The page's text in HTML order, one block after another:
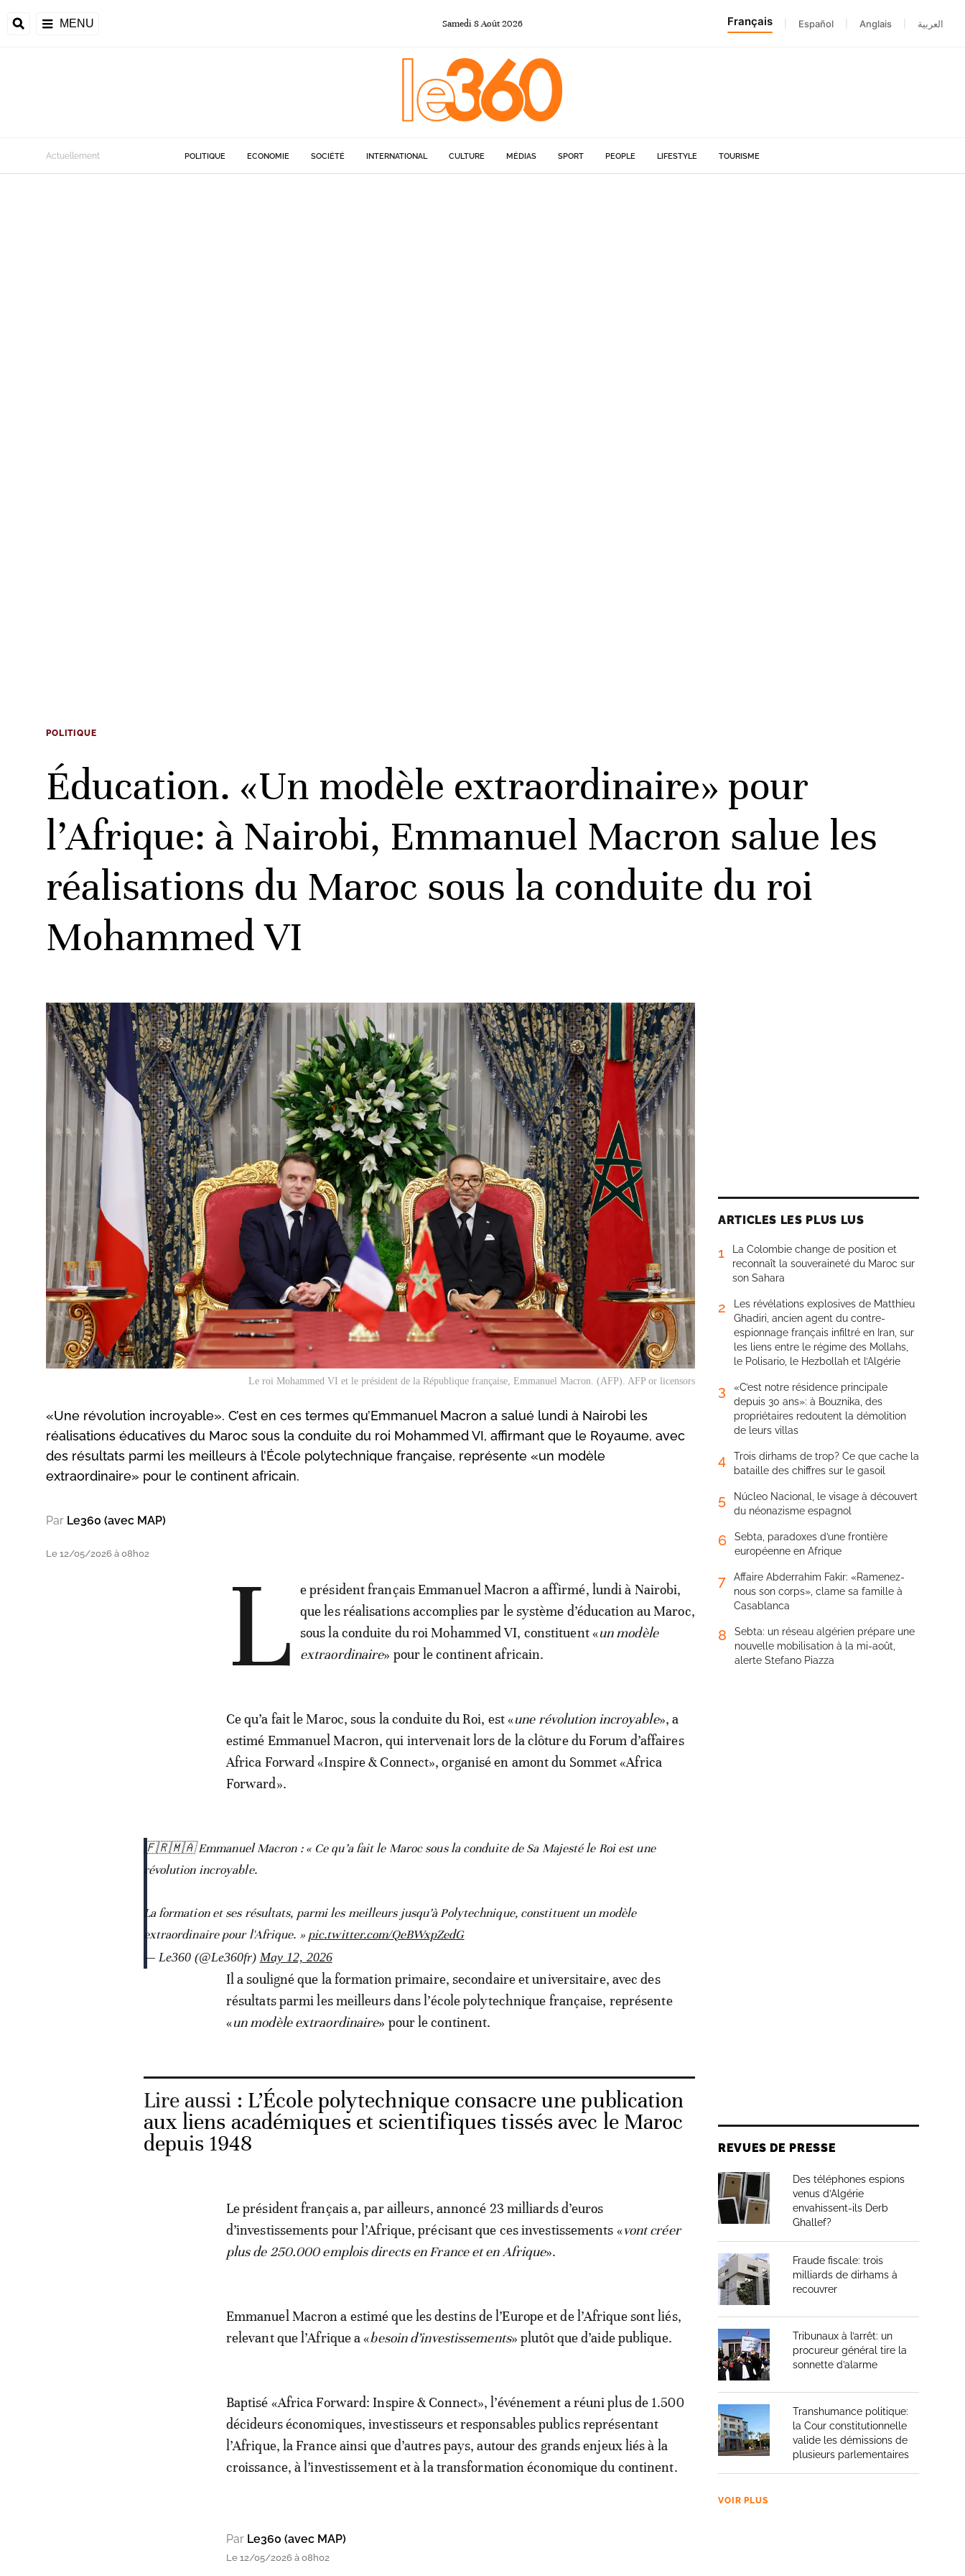
MENU Samedi 8Août2026 Français Español Anglais العربية
Actuellement POLITIQUE ECONOMIE SOCIÉTÉ INTERNATIONAL CULTURE MÉDIAS SPORT PEOPLE LIFESTYLE TOURISME
POLITIQUE
Éducation. «Un modèle extraordinaire» pour
l’Afrique: à Nairobi, Emmanuel Macron salue les
réalisations du Maroc sous la conduite du roi
Mohammed VI
Le roi Mohammed VI et le président de la République française, Emmanuel Macron. (AFP). AFP or licensors
«Une révolution incroyable». C’est en ces termes qu’Emmanuel Macron a salué lundi à Nairobi les
réalisations éducatives du Maroc sous la conduite du roi Mohammed VI, affirmant que le Royaume, avec
des résultats parmi les meilleurs à l’École polytechnique française, représente «un modèle
extraordinaire» pour le continent africain.
Par Le360 (avec MAP)
Le 12/05/2026 à 08h02 L
e président français Emmanuel Macron a affirmé, lundi à Nairobi,
que les réalisations accomplies par le système d’éducation au Maroc,
sous la conduite du roi Mohammed VI, constituent «un modèle
extraordinaire» pour le continent africain.
Ce qu’a fait le Maroc, sous la conduite du Roi, est «une révolution incroyable», a
estimé Emmanuel Macron, qui intervenait lors de la clôture du Forum d’affaires
Africa Forward «Inspire & Connect», organisé en amont du Sommet «Africa
Forward».
🇫🇷🇲🇦 Emmanuel Macron : « Ce qu’a fait le Maroc sous la conduite de Sa Majesté le Roi est une
révolution incroyable.
La formation et ses résultats, parmi les meilleurs jusqu’à Polytechnique, constituent un modèle
extraordinaire pour l'Afrique. » pic.twitter.com/QeBWxpZedG
— Le360 (@Le360fr) May 12, 2026
Il a souligné que la formation primaire, secondaire et universitaire, avec des
résultats parmi les meilleurs dans l’école polytechnique française, représente
«un modèle extraordinaire» pour le continent.
Lire aussi : L’École polytechnique consacre une publication
aux liens académiques et scientifiques tissés avec le Maroc
depuis 1948
Le président français a, par ailleurs, annoncé 23 milliards d’euros
d’investissements pour l’Afrique, précisant que ces investissements «vont créer
plus de 250.000 emplois directs en France et en Afrique».
Emmanuel Macron a estimé que les destins de l’Europe et de l’Afrique sont liés,
relevant que l’Afrique a «besoin d’investissements» plutôt que d’aide publique.
Baptisé «Africa Forward: Inspire & Connect», l’événement a réuni plus de 1.500
décideurs économiques, investisseurs et responsables publics représentant
l’Afrique, la France ainsi que d’autres pays, autour des grands enjeux liés à la
croissance, à l’investissement et à la transformation économique du continent.
Par Le360 (avec MAP)
Le 12/05/2026 à 08h02
ARTICLES LES PLUS LUS
1
La Colombie change de position et
reconnaît la souveraineté du Maroc sur
son Sahara
2
Les révélations explosives de Matthieu
Ghadiri, ancien agent du contre-
espionnage français infiltré en Iran, sur
les liens entre le régime des Mollahs,
le Polisario, le Hezbollah et l’Algérie
3
«C’est notre résidence principale
depuis 30 ans»: à Bouznika, des
propriétaires redoutent la démolition
de leurs villas
4
Trois dirhams de trop? Ce que cache la
bataille des chiffres sur le gasoil
5
Núcleo Nacional, le visage à découvert
du néonazisme espagnol
6
Sebta, paradoxes d’une frontière
européenne en Afrique
7
Affaire Abderrahim Fakir: «Ramenez-
nous son corps», clame sa famille à
Casablanca
8
Sebta: un réseau algérien prépare une
nouvelle mobilisation à la mi-août,
alerte Stefano Piazza
REVUES DE PRESSE
Des téléphones espions
venus d’Algérie
envahissent-ils Derb
Ghallef?
Fraude fiscale: trois
milliards de dirhams à
recouvrer
Tribunaux à l’arrêt: un
procureur général tire la
sonnette d’alarme
Transhumance politique:
la Cour constitutionnelle
valide les démissions de
plusieurs parlementaires
VOIR PLUS